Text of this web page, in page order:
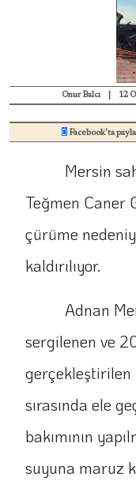
Onur Balcı 12
Facebook'ta
Mersin
Teğmen Caner
çürüme
kaldırılıyor.
Adnan
sergilenen ve
gerçekleştirilen
sırasında ele
bakımının
suyuna maruz